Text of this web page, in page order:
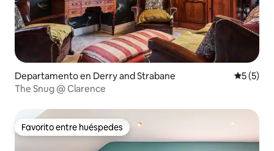
Departamento en Derry and Strabane
5 (5)
The Snug @ Clarence
Favorito entre huéspedes
Favorito entre huéspedes